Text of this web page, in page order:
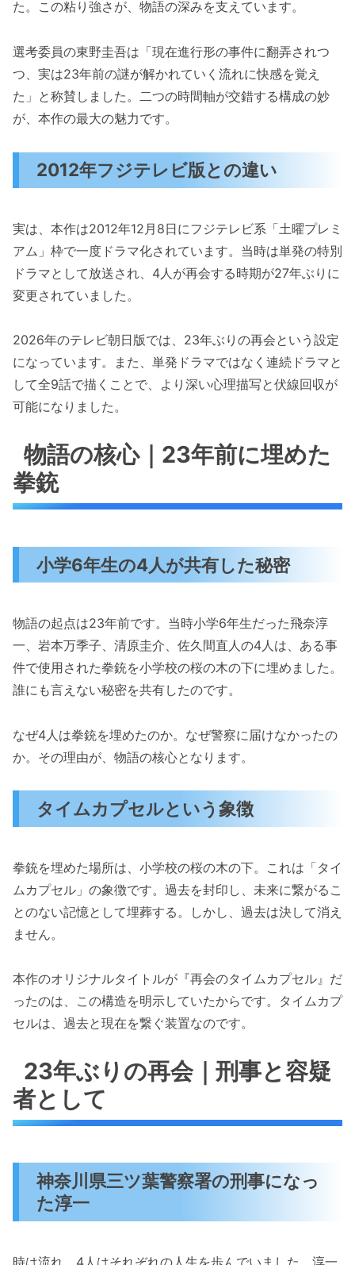
た。この粘り強さが、物語の深みを支えています。
選考委員の東野圭吾は「現在進行形の事件に翻弄されつ
つ、実は23年前の謎が解かれていく流れに快感を覚え
た」と称賛しました。二つの時間軸が交錯する構成の妙
が、本作の最大の魅力です。
2012年フジテレビ版との違い
実は、本作は2012年12月8日にフジテレビ系「土曜プレミ
アム」枠で一度ドラマ化されています。当時は単発の特別
ドラマとして放送され、4人が再会する時期が27年ぶりに
変更されていました。
2026年のテレビ朝日版では、23年ぶりの再会という設定
になっています。また、単発ドラマではなく連続ドラマと
して全9話で描くことで、より深い心理描写と伏線回収が
可能になりました。
物語の核心｜23年前に埋めた
拳銃
小学6年生の4人が共有した秘密
物語の起点は23年前です。当時小学6年生だった飛奈淳
一、岩本万季子、清原圭介、佐久間直人の4人は、ある事
件で使用された拳銃を小学校の桜の木の下に埋めました。
誰にも言えない秘密を共有したのです。
なぜ4人は拳銃を埋めたのか。なぜ警察に届けなかったの
か。その理由が、物語の核心となります。
タイムカプセルという象徴
拳銃を埋めた場所は、小学校の桜の木の下。これは「タイ
ムカプセル」の象徴です。過去を封印し、未来に繋がるこ
とのない記憶として埋葬する。しかし、過去は決して消え
ません。
本作のオリジナルタイトルが『再会のタイムカプセル』だ
ったのは、この構造を明示していたからです。タイムカプ
セルは、過去と現在を繋ぐ装置なのです。
23年ぶりの再会｜刑事と容疑
者として
神奈川県三ツ葉警察署の刑事になっ
た淳一
時は流れ、4人はそれぞれの人生を歩んでいました。淳一